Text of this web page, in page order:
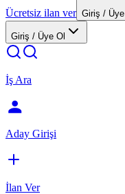
Ücretsiz ilan ver Giriş /
Giriş / Üye Ol
İş Ara
Aday Girişi
İlan Ver